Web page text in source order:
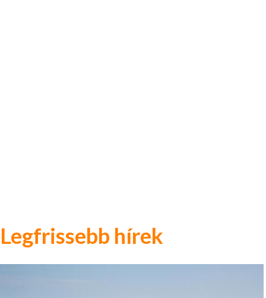
Legfrissebb hírek